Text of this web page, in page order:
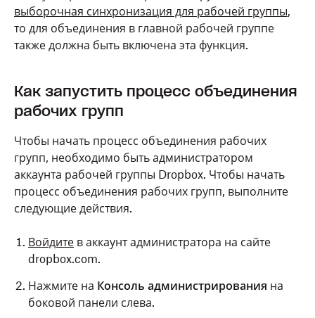
выборочная синхронизация для рабочей группы,
то для объединения в главной рабочей группе
также должна быть включена эта функция.
Как запустить процесс объединения
рабочих групп
Чтобы начать процесс объединения рабочих
групп, необходимо быть администратором
аккаунта рабочей группы Dropbox. Чтобы начать
процесс объединения рабочих групп, выполните
следующие действия.
Войдите в аккаунт администратора на сайте
dropbox.com.
Нажмите на Консоль администрирования на
боковой панели слева.